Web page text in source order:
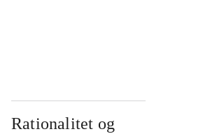
Rationalitet og